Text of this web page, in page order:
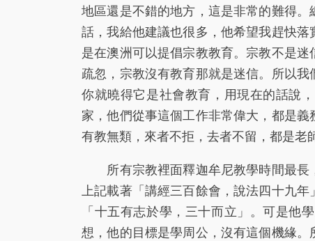
地區還是不錯的地方，這是非常的難得
話，我給他建議也很多，他希望我趕快
是在澳洲可以提倡宗教教育。宗教不是
疏忽，宗教沒有教育那就是迷信。所以
你就曉得它是社會教育，用現在的話說
家，他們從事這個工作非常偉大，都是
有教無類，來者不拒，去者不留，都是老師
所有宗教裡面釋迦牟尼教學時間最長
上記載著「講經三百餘會，說法四十九
「十五有志於學，三十而立」。可是他
想，他的目標是學周公，沒有這個機緣